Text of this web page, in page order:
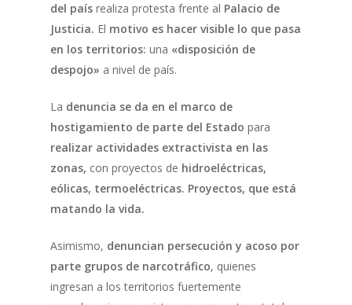
del país realiza protesta frente al Palacio de
Justicia. El motivo es hacer visible lo que pasa
en los territorios: una «disposición de
despojo» a nivel de país.
La denuncia se da en el marco de
hostigamiento de parte del Estado para
realizar actividades extractivista en las
zonas, con proyectos de hidroeléctricas,
eólicas, termoeléctricas. Proyectos, que está
matando la vida.
Asimismo, denuncian persecución y acoso por
parte grupos de narcotráfico, quienes
ingresan a los territorios fuertemente